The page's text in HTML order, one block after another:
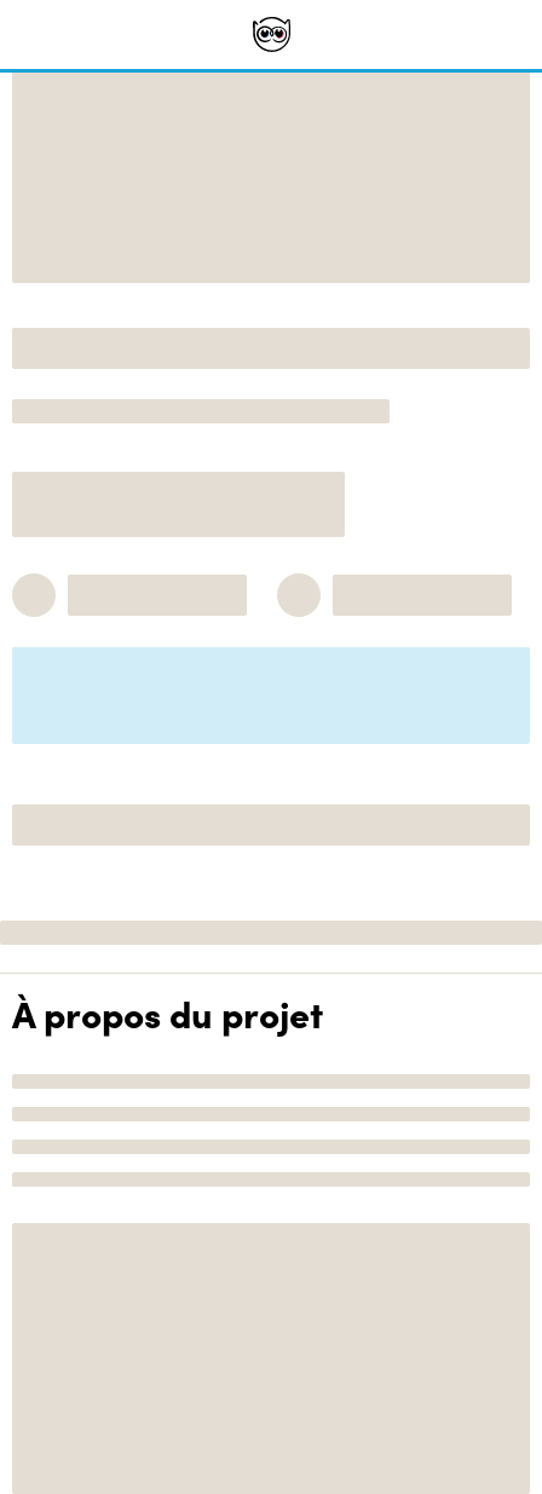
À propos du projet